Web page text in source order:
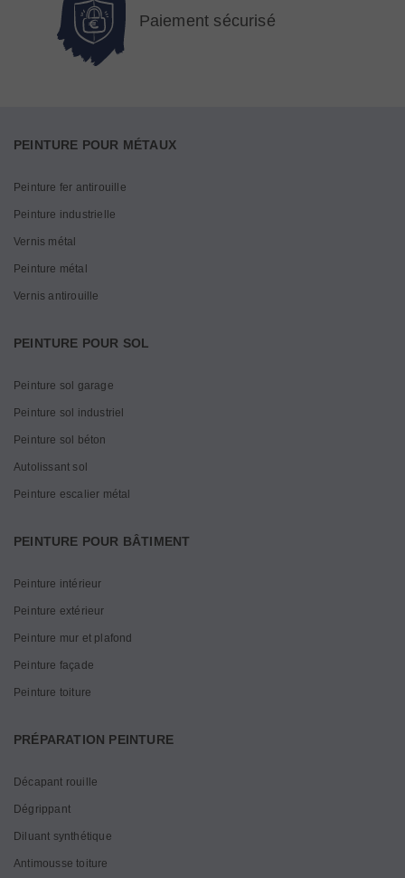
Paiement sécurisé
PEINTURE POUR MÉTAUX
Peinture fer antirouille
Peinture industrielle
Vernis métal
Peinture métal
Vernis antirouille
PEINTURE POUR SOL
Peinture sol garage
Peinture sol industriel
Peinture sol béton
Autolissant sol
Peinture escalier métal
PEINTURE POUR BÂTIMENT
Peinture intérieur
Peinture extérieur
Peinture mur et plafond
Peinture façade
Peinture toiture
PRÉPARATION PEINTURE
Décapant rouille
Dégrippant
Diluant synthétique
Antimousse toiture